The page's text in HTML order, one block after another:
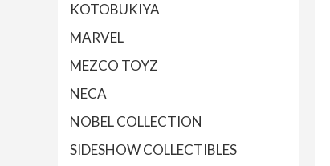
KOTOBUKIYA
MARVEL
MEZCO TOYZ
NECA
NOBEL COLLECTION
SIDESHOW COLLECTIBLES